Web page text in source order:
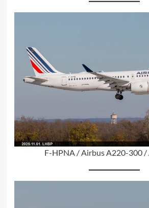
F-HPNA / Airbus A220-300 /